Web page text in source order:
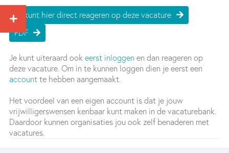
Je kunt hier direct reageren op deze vacature
PDF
Je kunt uiteraard ook eerst inloggenen dan reageren op
deze vacature. Om in te kunnen loggen dien je eerst een
accountte hebben aangemaakt.
Het voordeel van een eigen account is dat je jouw
vrijwilligerswensen kenbaar kunt maken in de vacaturebank.
Daardoor kunnen organisaties jou ook zelf benaderen met
vacatures.